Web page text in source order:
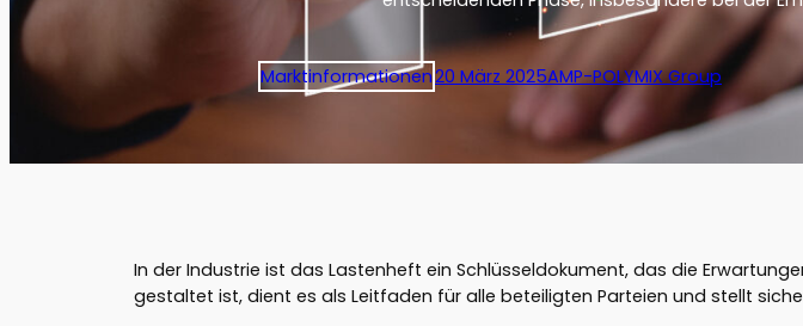
Marktinformationen20 März 2025AMP-POLYMIX Group
In der Industrie ist das Lastenheft ein Schlüsseldokument, das die
gestaltet ist, dient es als Leitfaden für alle beteiligten Parteien und stellt